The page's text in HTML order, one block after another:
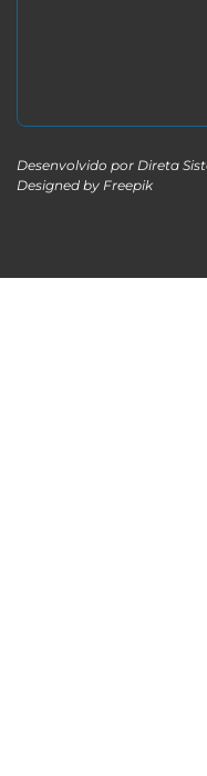
Desenvolvido por Direta
Designed by Freepik